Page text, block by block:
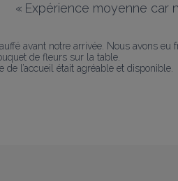
« Expérience moyenne car
avant notre arrivée. Nous avons
de fleurs sur la table.
de l’accueil était agréable et disponible.